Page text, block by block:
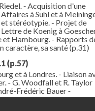
- Acquisition d'une
à Suhl et à
stéréotypie. - Projet de
de Koenig à
et Hambourg. - Rapports
caractère, sa santé(p.31)
(p.57)
et à Londres. - Liaison
- G. Woodfall et R. Taylor
Frédéric Bauer -
machine et premières